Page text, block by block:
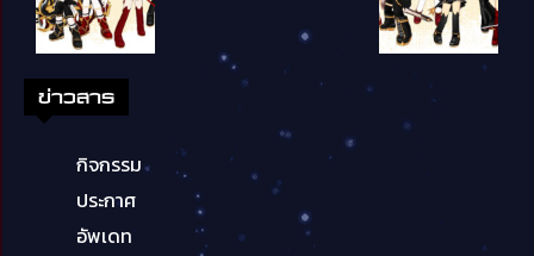
ข่าวสาร
กิจกรรม
ประกาศ
อัพเดท